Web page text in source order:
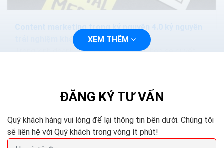
Content marketing trong kỷ nguyên 4.0 kỷ nguyên
trải nghiệm khách hàng
Trong kinh doanh, một câu chuyện phù hợp sẽ quyết
XEM THÊM
ĐĂNG KÝ TƯ VẤN
Quý khách hàng vui lòng để lại thông tin bên dưới. Chúng tôi
sẽ liên hệ với Quý khách trong vòng ít phút!